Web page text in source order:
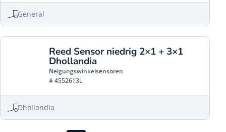
General
Reed Sensor niedrig 2×1 + 3×1
Dhollandia
Neigungswinkelsensoren
# 4552613L
Dhollandia